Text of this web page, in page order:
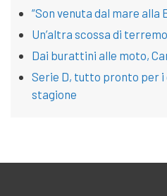
“Son venuta dal mare
Un’altra scossa di
Dai burattini alle moto,
Serie D, tutto pronto per i
stagione